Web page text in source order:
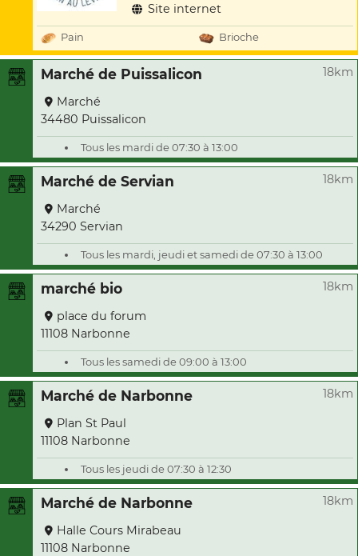
Site internet
Pain Brioche
Marché de Puissalicon 18km
Marché
34480 Puissalicon
Tous les mardi de 07:30 à 13:00
Marché de Servian 18km
Marché
34290 Servian
Tous les mardi, jeudi et samedi de 07:30 à 13:00
marché bio 18km
place du forum
11108 Narbonne
Tous les samedi de 09:00 à 13:00
Marché de Narbonne 18km
Plan St Paul
11108 Narbonne
Tous les jeudi de 07:30 à 12:30
Marché de Narbonne 18km
Halle Cours Mirabeau
11108 Narbonne